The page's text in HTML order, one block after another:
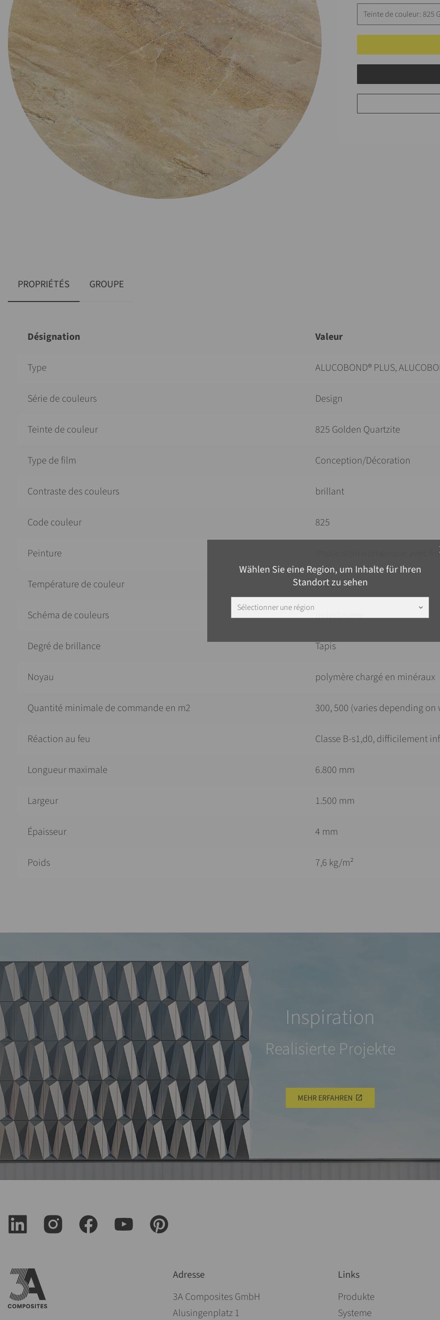
Wählen Sie eine Region, um Inhalte für Ihren
Standort zu sehen
Sélectionner une région keyboard_arrow_down
Teinte de couleur: 825
PROPRIÉTÉS GROUPE
Désignation Valeur
Type ALUCOBOND® PLUS,
Série de couleurs Design
Teinte de couleur 825 Golden Quartzite
Type de film Conception/Décoration
Contraste des couleurs brillant
Code couleur 825
Peinture Impression numérique avec
Température de couleur chaud
Schéma de couleurs polychrome
Degré de brillance Tapis
Noyau polymère chargé en minéraux
Quantité minimale de commande en m2 300, 500 (varies depending on
Réaction au feu Classe B-s1,d0, difficilement
Longueur maximale 6.800 mm
Largeur 1.500 mm
Épaisseur 4 mm
Poids 7,6 kg/m²
Inspiration
Realisierte Projekte
MEHR ERFAHREN
Adresse
3A Composites GmbH
Alusingenplatz 1
Links
Aller au contenu
Produkte
Systeme